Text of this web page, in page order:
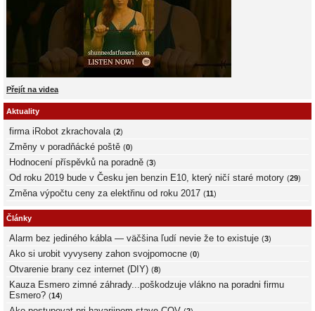
Přejít na videa
Aktuality
firma iRobot zkrachovala (2)
Změny v poradňácké poště (0)
Hodnocení příspěvků na poradně (3)
Od roku 2019 bude v Česku jen benzin E10, který ničí staré motory (29)
Změna výpočtu ceny za elektřinu od roku 2017 (11)
Články
Alarm bez jediného kábla — väčšina ľudí nevie že to existuje (3)
Ako si urobit vyvyseny zahon svojpomocne (0)
Otvarenie brany cez internet (DIY) (8)
Kauza Esmero zimné záhrady...poškodzuje vlákno na poradni firmu
Esmero? (14)